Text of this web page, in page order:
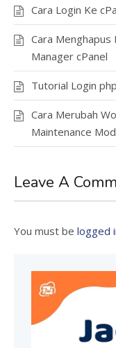
Cara Login Ke
Cara Menghapus
Manager cPanel
Tutorial Login
Cara Merubah
Maintenance
Leave A
You must be logged